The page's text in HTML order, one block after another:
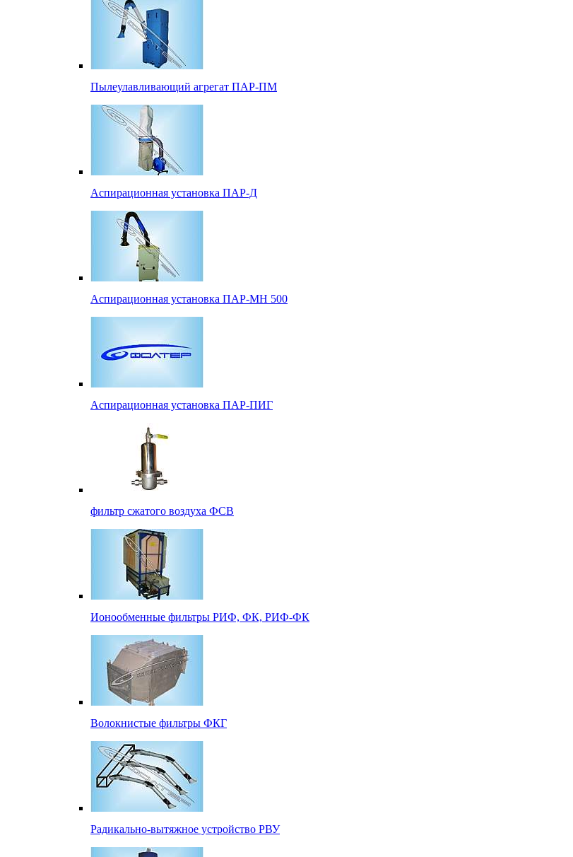
Пылеулавливающий агрегат ПАР-ПМ
Аспирационная установка ПАР-Д
Аспирационная установка ПАР-МН 500
Аспирационная установка ПАР-ПИГ
фильтр сжатого воздуха ФСВ
Ионообменные фильтры РИФ, ФК, РИФ-ФК
Волокнистые фильтры ФКГ
Радикально-вытяжное устройство РВУ